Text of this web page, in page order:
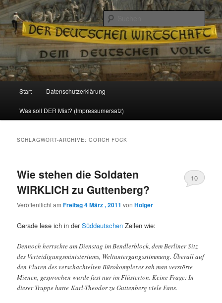
Reizzentrum
Politik, Wirtschaft, Soziales und Gesellschaft
Zum
Inhalt
Zum
sekundären
Start Datenschutzerklärung
Was soll DER Mist? (Impressumersatz)
SCHLAGWORT-ARCHIVE:GORCH FOCK
Wie stehen die Soldaten
WIRKLICH zu Guttenberg?
Veröffentlicht amFreitag 4 März , 2011 vonHolger
10
Gerade lese ich in derSüddeutschen Zeilen wie:
Dennoch herrschte am Dienstag im Bendlerblock, dem Berliner Sitz
des Verteidigungsministeriums, Weltuntergangsstimmung. Überall auf
den Fluren des verschachtelten Bürokomplexes sah man verstörte
Mienen, gesprochen wurde fast nur im Flüsterton. Keine Frage: In
dieser Truppe hatte Karl-Theodor zu Guttenberg viele Fans.